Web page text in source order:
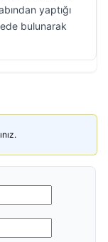
yaptığı
bulunarak